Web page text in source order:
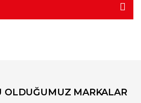
OLDUĞUMUZ MARKALAR